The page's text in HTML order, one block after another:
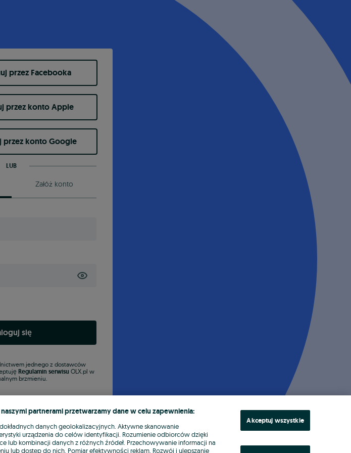
przez Facebooka
przez konto Apple
przez konto Google
LUB
Załóż konto
się
jednego z dostawców
Regulamin serwisu OLX.pl w
brzmieniu.
naszymi partnerami przetwarzamy dane w celu zapewnienia:
danych geolokalizacyjnych. Aktywne skanowanie
urządzenia do celów identyfikacji. Rozumienie odbiorców dzięki
lub kombinacji danych z różnych źródeł. Przechowywanie informacji na
lub dostęp do nich. Pomiar efektywności reklam. Rozwój i ulepszanie
Akceptuj wszystkie